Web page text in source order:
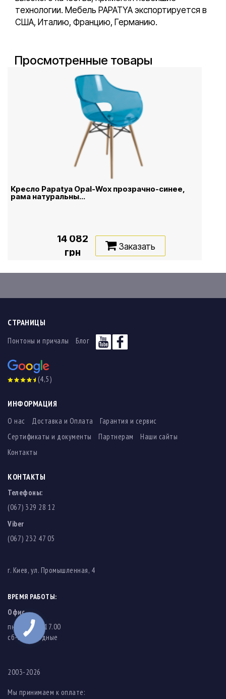
технологии. Мебель PAPATYA экспортируется в
США, Италию, Францию, Германию.
Просмотренные товары
Кресло Papatya Opal-Wox прозрачно-синее,
рама натуральны...
14 082
грн
Заказать
СТРАНИЦЫ
Понтоны и причалы Блог
(4,5)
ИНФОРМАЦИЯ
О нас Доставка и Оплата
Гарантия и сервис
Сертификаты и документы
Партнерам
Наши сайты
Контакты
КОНТАКТЫ
Телефоны:
(067) 329 28 12
Viber
(067) 232 47 05
г. Киев, ул. Промышленная, 4
ВРЕМЯ РАБОТЫ:
Офис
пн-пт: 8.00-17.00
cб-вс: выходные
2003-2026
Мы принимаем к оплате: